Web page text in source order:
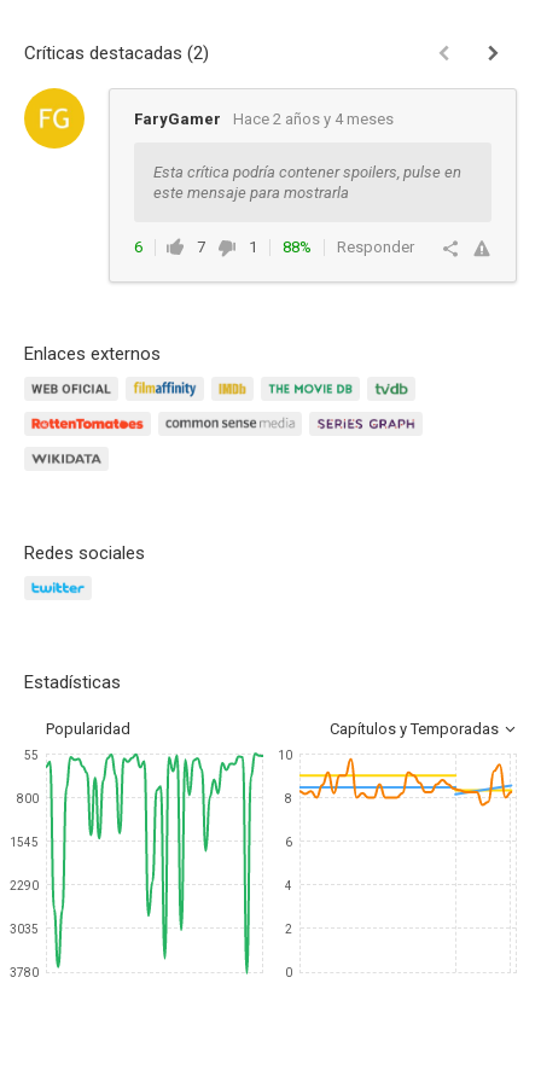
Críticas destacadas (2)
FaryGamer Hace 2 años y 4 meses
Esta crítica podría contener spoilers, pulse en
este mensaje para mostrarla
6 7 1 88% Responder
Enlaces externos
Redes sociales
Estadísticas
Popularidad Capítulos y Temporadas
55
800
1545
2290
3035
3780
10
8
6
4
2
0